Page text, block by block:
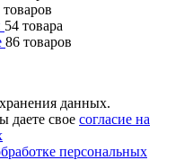
товаров
54 товара
86 товаров
данных.
даете свое согласие на
персональных